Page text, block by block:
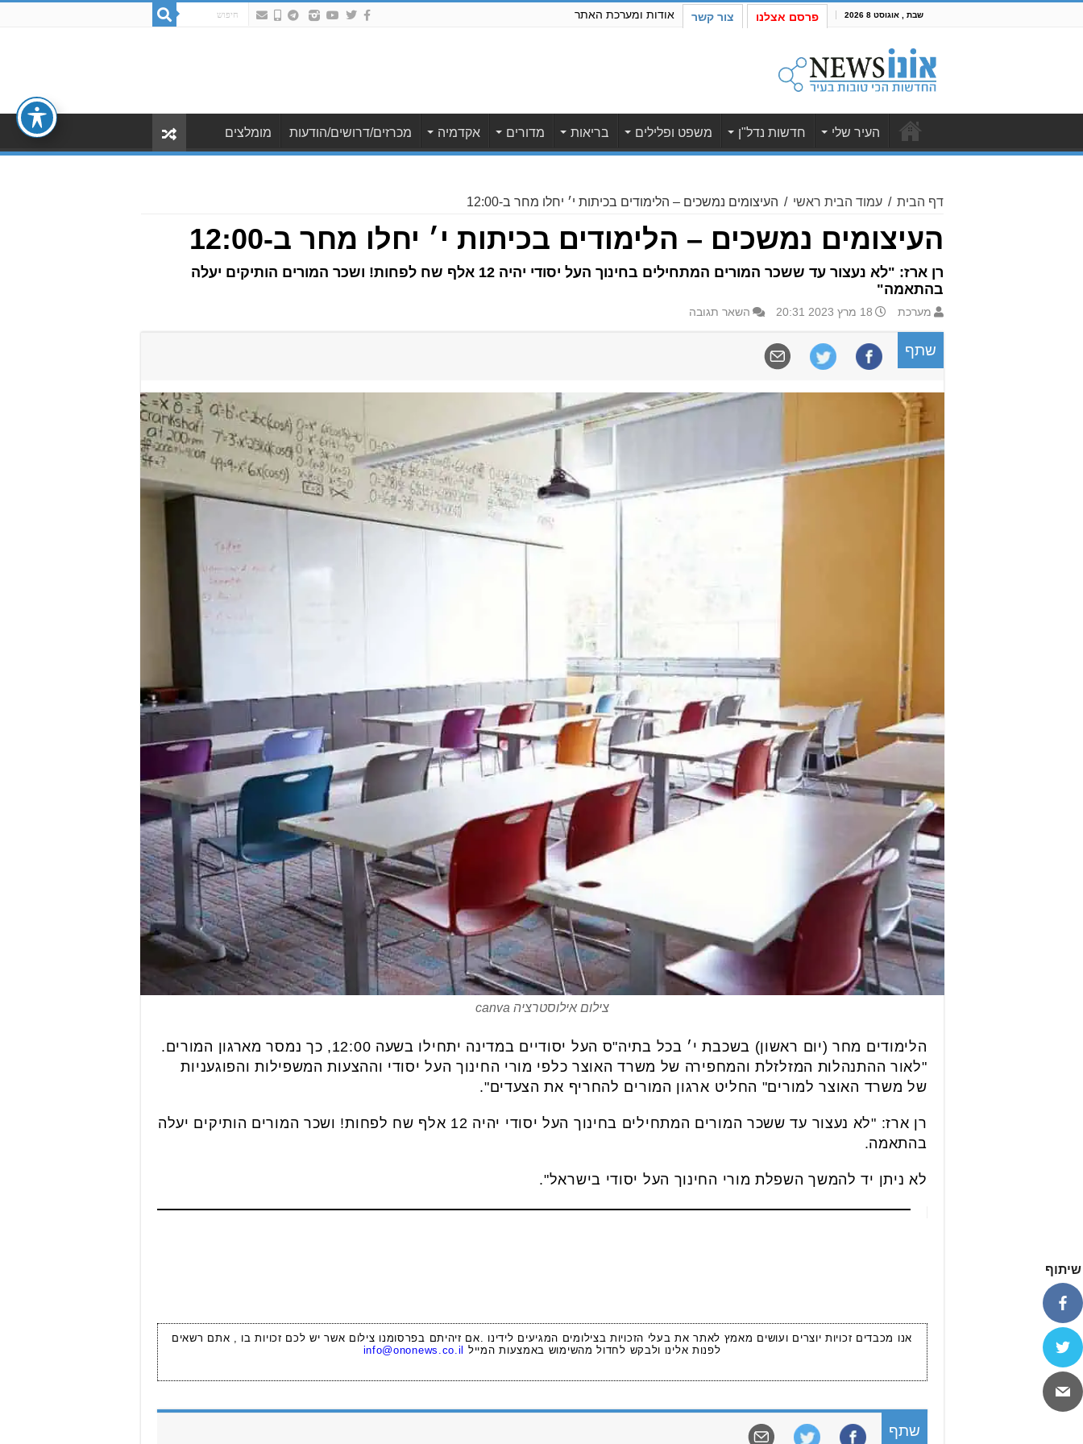
שבת , אוגוסט 8 2026 פרסם אצלנו צור קשר אודות ומערכת האתר
העיר שלי חדשות נדל"ן משפט ופלילים בריאות מדורים אקדמיה מכרזים/דרושים/הודעות מומלצים
דף הבית / עמוד הבית ראשי / העיצומים נמשכים – הלימודים בכיתות י׳ יחלו מחר ב-12:00
העיצומים נמשכים – הלימודים בכיתות י׳ יחלו מחר ב-12:00
רן ארז: "לא נעצור עד ששכר המורים המתחילים בחינוך העל יסודי יהיה 12 אלף שח לפחות! ושכר המורים הותיקים יעלה
בהתאמה"
מערכת 18 מרץ 2023 20:31 השאר תגובה
שתף
צילום אילוסטרציה canva
הלימודים מחר (יום ראשון) בשכבת י׳ בכל בתיה"ס העל יסודיים במדינה יתחילו בשעה 12:00, כך נמסר מארגון המורים.
"לאור ההתנהלות המזלזלת והמחפירה של משרד האוצר כלפי מורי החינוך העל יסודי וההצעות המשפילות והפוגעניות
של משרד האוצר למורים" החליט ארגון המורים להחריף את הצעדים".
רן ארז: "לא נעצור עד ששכר המורים המתחילים בחינוך העל יסודי יהיה 12 אלף שח לפחות! ושכר המורים הותיקים יעלה
בהתאמה.
לא ניתן יד להמשך השפלת מורי החינוך העל יסודי בישראל".
אנו מכבדים זכויות יוצרים ועושים מאמץ לאתר את בעלי הזכויות בצילומים המגיעים לידינו .אם זיהיתם בפרסומנו צילום אשר יש לכם זכויות בו , אתם רשאים
לפנות אלינו ולבקש לחדול מהשימוש באמצעות המייל
info@ononews.co.il
שתף
שיתוף